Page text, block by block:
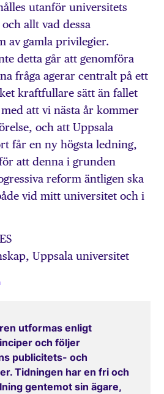
utanför universitets
allt vad dessa
av gamla privilegier.
detta går att genomföra
fråga agerar centralt på ett
kraftfullare sätt än fallet
att vi nästa år kommer
och att Uppsala
får en ny högsta ledning,
att denna i grunden
reform äntligen ska
vid mitt universitet och i
Uppsala universitet
utformas enligt
och följer
publicitets- och
Tidningen har en fri och
gentemot sin ägare,